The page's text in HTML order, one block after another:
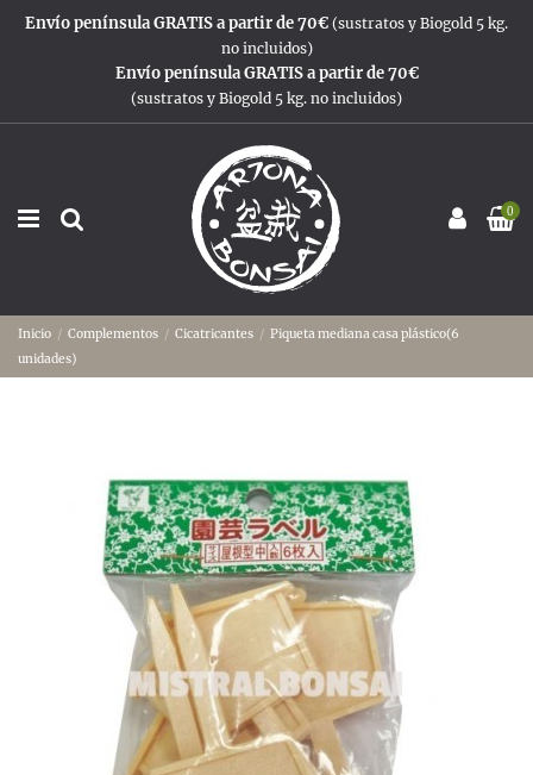
Envío península GRATIS a partir de 70€ (sustratos y Biogold 5 kg.
no incluidos)
Envío península GRATIS a partir de 70€
(sustratos y Biogold 5 kg. no incluidos)
0
Inicio Complementos Cicatricantes
Piqueta mediana casa plástico(6
unidades)